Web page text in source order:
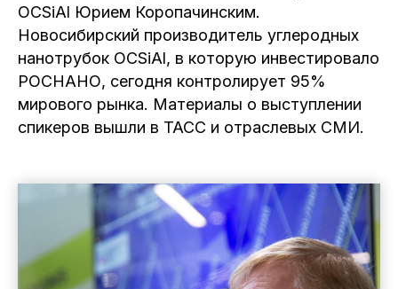
OCSiAl Юрием Коропачинским.
Новосибирский производитель углеродных
нанотрубок OCSiAl, в которую инвестировало
РОСНАНО, сегодня контролирует 95%
мирового рынка. Материалы о выступлении
спикеров вышли в ТАСС и отраслевых СМИ.